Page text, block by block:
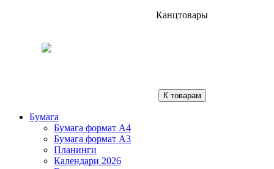
Канцтовары
К товарам
Бумага
Бумага формат А4
Бумага формат А3
Планинги
Календари 2026